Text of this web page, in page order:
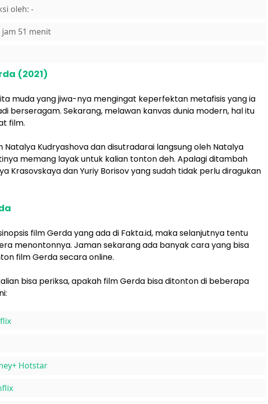
oleh: -
jam 51 menit
(2021)
muda yang jiwa-nya mengingat keperfektan metafisis yang ia
berseragam. Sekarang, melawan kanvas dunia modern, hal itu
film.
Natalya Kudryashova dan disutradarai langsung oleh Natalya
memang layak untuk kalian tonton deh. Apalagi ditambah
Krasovskaya dan Yuriy Borisov yang sudah tidak perlu diragukan
film Gerda yang ada di Fakta.id, maka selanjutnya tentu
menontonnya. Jaman sekarang ada banyak cara yang bisa
film Gerda secara online.
bisa periksa, apakah film Gerda bisa ditonton di beberapa
Hotstar